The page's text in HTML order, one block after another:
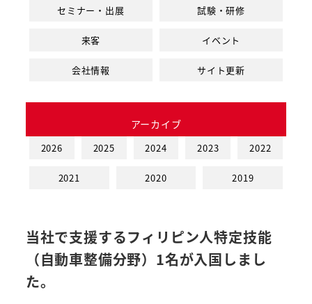
セミナー・出展 試験・研修
来客 イベント
会社情報 サイト更新
アーカイブ
2026 2025 2024 2023 2022
2021 2020 2019
当社で支援するフィリピン人特定技能
（自動車整備分野）1名が入国しまし
た。